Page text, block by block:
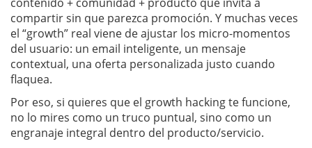
compartir sin que parezca promoción. Y muchas veces
el “growth” real viene de ajustar los micro-momentos
del usuario: un email inteligente, un mensaje
contextual, una oferta personalizada justo cuando
flaquea.
Por eso, si quieres que el growth hacking te funcione,
no lo mires como un truco puntual, sino como un
engranaje integral dentro del producto/servicio.